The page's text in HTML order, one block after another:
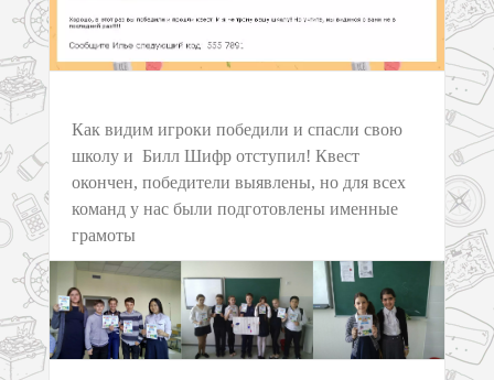
Как видим игроки победили и спасли свою
школу и Билл Шифр отступил! Квест
окончен, победители выявлены, но для всех
команд у нас были подготовлены именные
грамоты